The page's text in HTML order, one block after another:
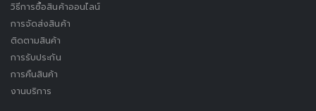
วิธีการซื้อสินค้าออนไลน์
การจัดส่งสินค้า
ติดตามสินค้า
การรับประกัน
การคืนสินค้า
งานบริการ